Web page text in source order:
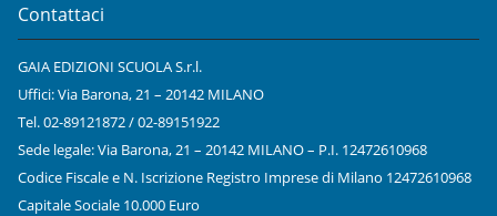
Contattaci
GAIA EDIZIONI SCUOLA S.r.l.
Uffici: Via Barona, 21 – 20142 MILANO
Tel. 02-89121872 / 02-89151922
Sede legale: Via Barona, 21 – 20142 MILANO – P.I. 12472610968
Codice Fiscale e N. Iscrizione Registro Imprese di Milano 12472610968
Capitale Sociale 10.000 Euro